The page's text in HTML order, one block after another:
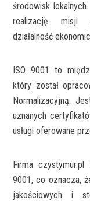
środowisk
realizację misji
działalność
ISO 9001 to
który został
Normalizacyjną.
uznanych
usługi oferowane
Firma czystymur.pl
9001, co oznacza,
jakościowych i